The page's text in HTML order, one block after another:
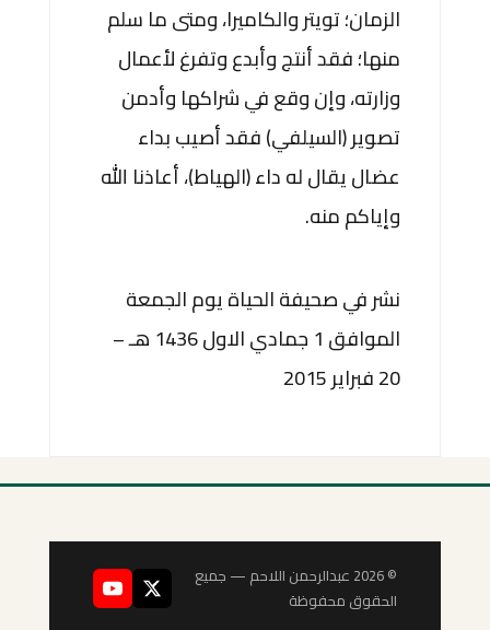
الزمان؛ تويتر والكاميرا، ومتى ما سلم
منها؛ فقد أنتج وأبدع وتفرغ لأعمال
وزارته، وإن وقع في شراكها وأدمن
تصوير (السيلفي) فقد أصيب بداء
عضال يقال له داء (الهياط)، أعاذنا الله
وإياكم منه.
نشر في صحيفة الحياة يوم الجمعة
الموافق 1 جمادي الاول 1436 هـ –
20 فبراير 2015
© 2026 عبدالرحمن اللاحم — جميع
الحقوق محفوظة